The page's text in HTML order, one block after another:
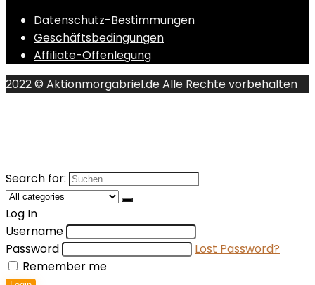
Datenschutz-Bestimmungen
Geschäftsbedingungen
Affiliate-Offenlegung
2022 © Aktionmorgabriel.de Alle Rechte vorbehalten
Search for:
Log In
Username
Password
Lost Password?
Remember me